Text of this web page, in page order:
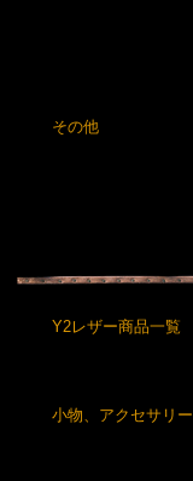
その他
Y2レザー商品一覧
小物、アクセサリー